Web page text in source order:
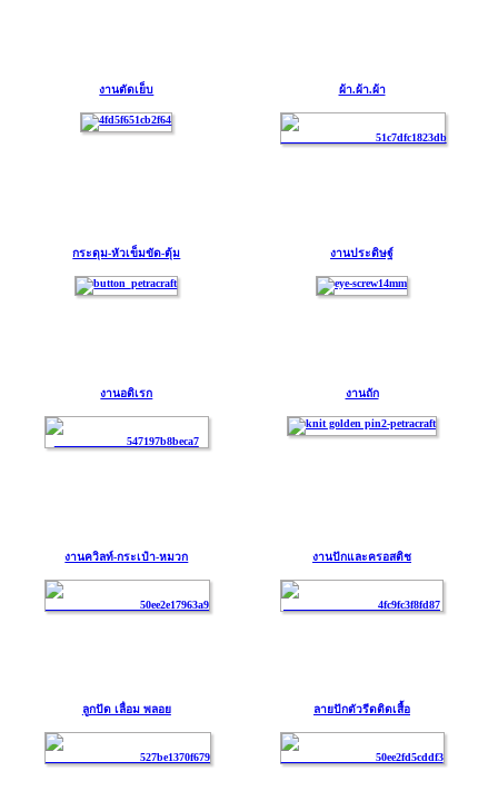
งานตัดเย็บ ผ้า.ผ้า.ผ้า
กระดุม-หัวเข็มขัด-ตุ้ม งานประดิษฐ์
งานอดิเรก งานถัก
งานควิลท์-กระเป๋า-หมวก งานปักและครอสติช
ลูกปัด เลื่อม พลอย ลายปักตัวรีดติดเสื้อ